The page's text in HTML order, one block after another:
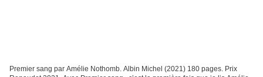
Premier sang par Amélie Nothomb. Albin Michel (2021) 180 pages. Prix